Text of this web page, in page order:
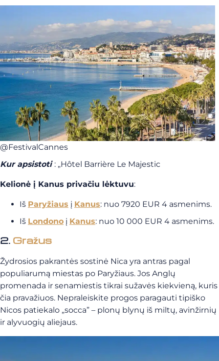
@FestivalCannes
Kur apsistoti : „Hôtel Barrière Le Majestic
Kelionė į Kanus privačiu lėktuvu:
Iš Paryžiaus į Kanus: nuo 7920 EUR 4 asmenims.
Iš Londono į Kanus: nuo 10 000 EUR 4 asmenims.
2. Gražus
Žydrosios pakrantės sostinė Nica yra antras pagal
populiarumą miestas po Paryžiaus. Jos Anglų
promenada ir senamiestis tikrai sužavės kiekvieną, kuris
čia pravažiuos. Nepraleiskite progos paragauti tipiško
Nicos patiekalo „socca” – plonų blynų iš miltų, avinžirnių
ir alyvuogių aliejaus.